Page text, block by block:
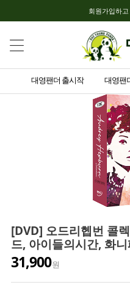
회원가입하
대영팬더 출시작 대영팬
[DVD] 오드리헵번 콜
드, 아이들의시간, 화
31,900원